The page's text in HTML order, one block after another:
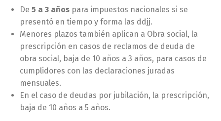
De 5 a 3 años para impuestos nacionales si se
presentó en tiempo y forma las ddjj.
Menores plazos también aplican a Obra social, la
prescripción en casos de reclamos de deuda de
obra social, baja de 10 años a 3 años, para casos de
cumplidores con las declaraciones juradas
mensuales.
En el caso de deudas por jubilación, la prescripción,
baja de 10 años a 5 años.